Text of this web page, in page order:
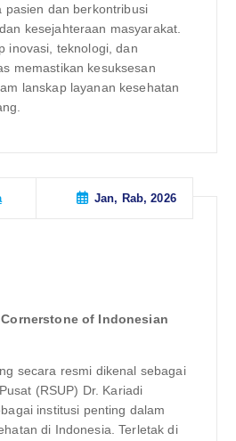
pasien dan berkontribusi
kesejahteraan masyarakat.
inovasi, teknologi, dan
memastikan kesuksesan
lanskap layanan kesehatan
Jan, Rab, 2026
Cornerstone of Indonesian
secara resmi dikenal sebagai
(RSUP) Dr. Kariadi
institusi penting dalam
di Indonesia. Terletak di